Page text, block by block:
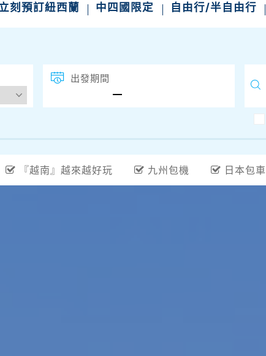
立刻預訂紐西蘭 中四國限定 自由行/半自由行
出發期間
『越南』越來越好玩 九州包機 日本包車